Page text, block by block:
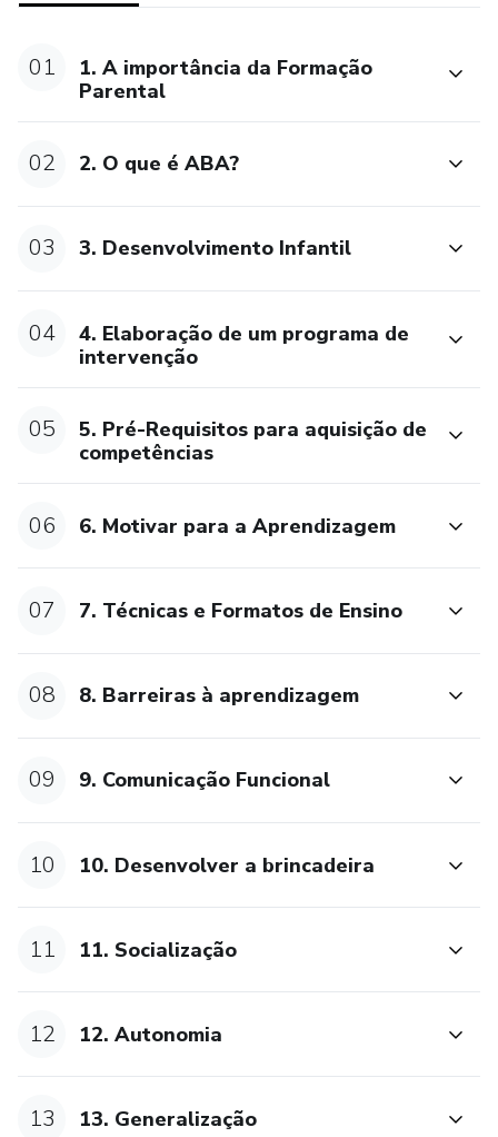
01
1. A importância da Formação
Parental
02 2. O que é ABA?
03 3. Desenvolvimento Infantil
04
4. Elaboração de um programa de
intervenção
05
5. Pré-Requisitos para aquisição de
competências
06 6. Motivar para a Aprendizagem
07 7. Técnicas e Formatos de Ensino
08 8. Barreiras à aprendizagem
09 9. Comunicação Funcional
10 10. Desenvolver a brincadeira
11 11. Socialização
12 12. Autonomia
13 13. Generalização